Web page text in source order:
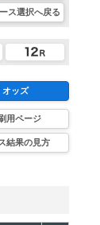
ス選択へ戻る
オッズ
用ページ
結果の見方